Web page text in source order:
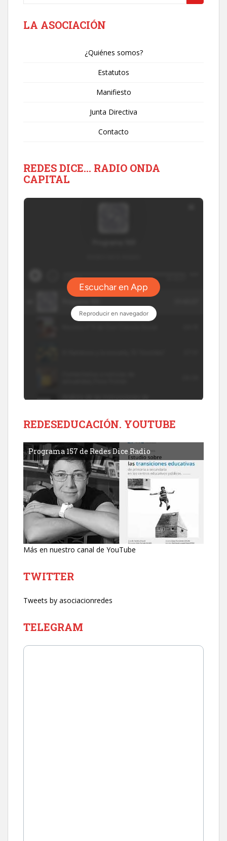
LA ASOCIACIÓN
¿Quiénes somos?
Estatutos
Manifiesto
Junta Directiva
Contacto
REDES DICE… RADIO ONDA
CAPITAL
REDESEDUCACIÓN. YOUTUBE
Programa 157 de Redes Dice Radio
Más en nuestro canal de YouTube
TWITTER
Tweets by asociacionredes
TELEGRAM